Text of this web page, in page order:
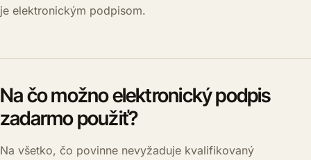
je elektronickým podpisom.
Na čo možno elektronický podpis
zadarmo použiť?
Na všetko, čo povinne nevyžaduje kvalifikovaný